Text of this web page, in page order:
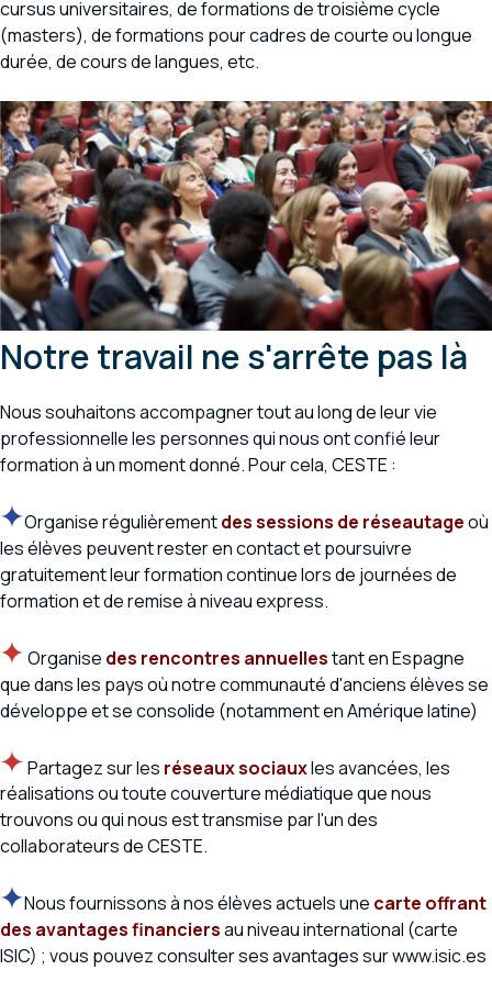
cursus universitaires, de formations de troisième cycle
(masters), de formations pour cadres de courte ou longue
durée, de cours de langues, etc.
Notre travail ne s'arrête pas là
Nous souhaitons accompagner tout au long de leur vie
professionnelle les personnes qui nous ont confié leur
formation à un moment donné. Pour cela, CESTE :
Organise régulièrementdes sessions de réseautageoù
les élèves peuvent rester en contact et poursuivre
gratuitement leur formation continue lors de journées de
formation et de remise à niveau express.
Organise des rencontres annuellestant en Espagne
que dans les pays où notre communauté d'anciens élèves se
développe et se consolide (notamment en Amérique latine)
Partagez sur les réseaux sociauxles avancées, les
réalisations ou toute couverture médiatique que nous
trouvons ou qui nous est transmise par l'un des
collaborateurs de CESTE.
Nous fournissons à nos élèves actuels une carte offrant
des avantages financiersau niveau international (carte
ISIC) ; vous pouvez consulter ses avantages sur www.isic.es